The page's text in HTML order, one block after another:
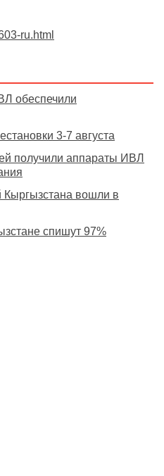
ru.html
обеспечили
3-7 августа
получили аппараты ИВЛ
Кыргызстана вошли в
спишут 97%